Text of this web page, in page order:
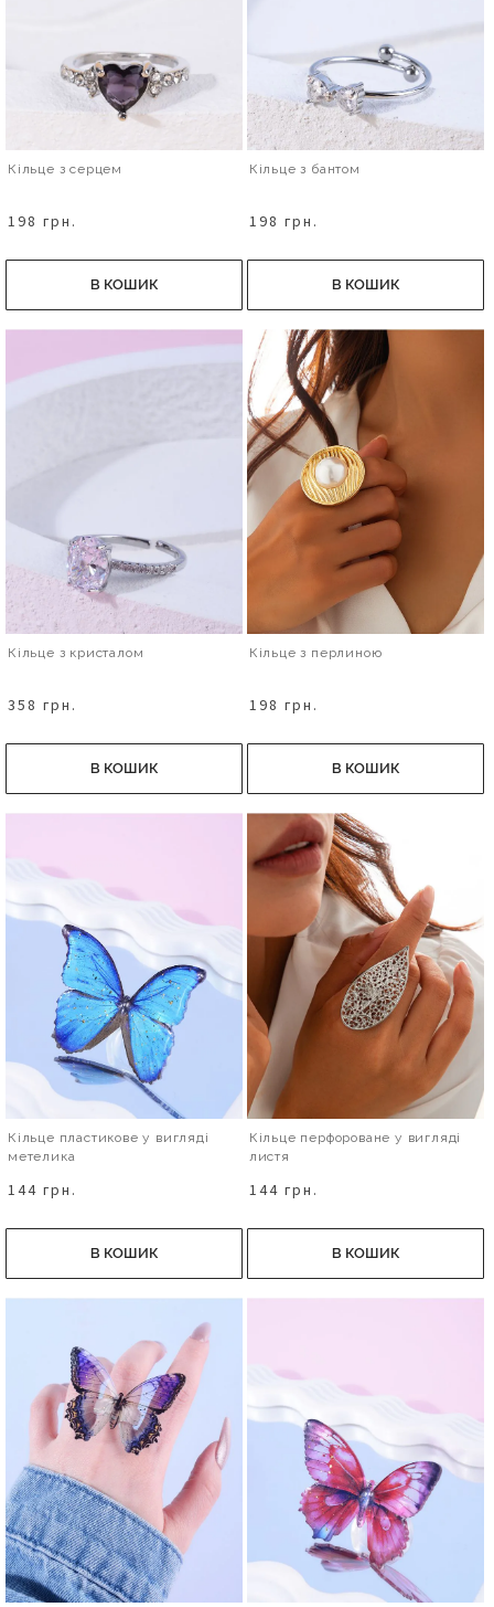
Кільце з серцем
198 грн.
В КОШИК
Кільце з бантом
198 грн.
В КОШИК
Кільце з кристалом
358 грн.
В КОШИК
Кільце з перлиною
198 грн.
В КОШИК
Кільце пластикове у вигляді
метелика
144 грн.
В КОШИК
Кільце перфороване у вигляді
листя
144 грн.
В КОШИК